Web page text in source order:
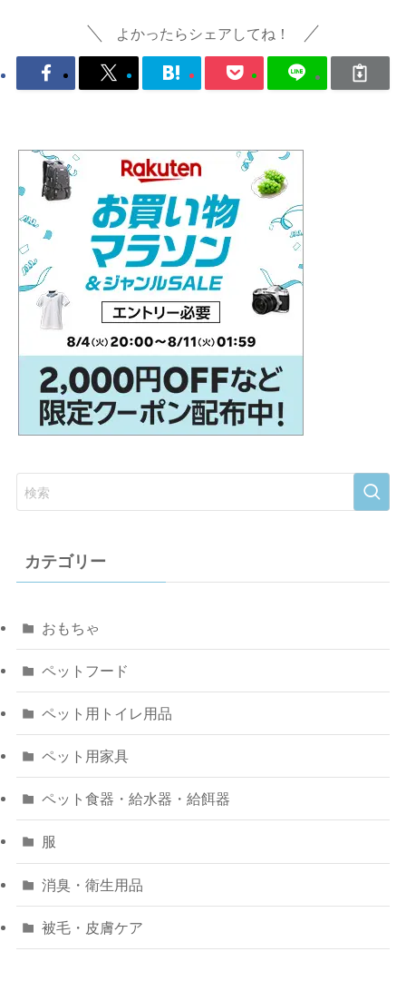
よかったらシェアしてね！
カテゴリー
おもちゃ
ペットフード
ペット用トイレ用品
ペット用家具
ペット食器・給水器・給餌器
服
消臭・衛生用品
被毛・皮膚ケア